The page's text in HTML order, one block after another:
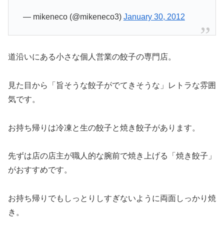
— mikeneco (@mikeneco3) January 30, 2012
道沿いにある小さな個人営業の餃子の専門店。
見た目から「旨そうな餃子がでてきそうな」レトラな雰囲
気です。
お持ち帰りは冷凍と生の餃子と焼き餃子があります。
先ずは店の店主が職人的な腕前で焼き上げる「焼き餃子」
がおすすめです。
お持ち帰りでもしっとりしすぎないように両面しっかり焼
き。